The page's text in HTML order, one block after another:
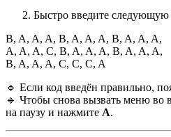
Быстро введите следующую
B, A, A, A, B, A, A, A, B, A, A, A,
A, A, A, C, B, A, A, A, B, A, A, A,
B, A, A, A, C, C, C, A
🔹 Если код введён правильно,
🔹 Чтобы снова вызвать меню во
на паузу и нажмите A.